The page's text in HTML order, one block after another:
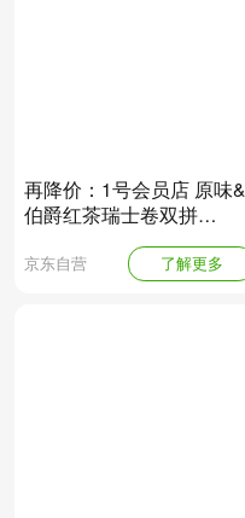
再降价：1号会员店 原味&
伯爵红茶瑞士卷双拼
京东自营 了解更多